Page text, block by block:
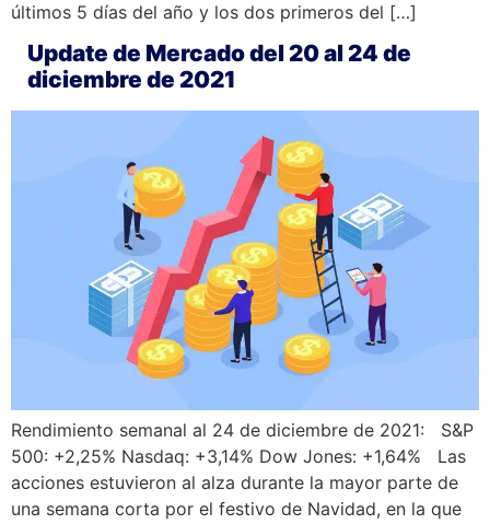
últimos 5 días del año y los dos primeros del […]
Update de Mercado del 20 al 24 de
diciembre de 2021
Rendimiento semanal al 24 de diciembre de 2021: S&P
500: +2,25% Nasdaq: +3,14% Dow Jones: +1,64% Las
acciones estuvieron al alza durante la mayor parte de
una semana corta por el festivo de Navidad, en la que